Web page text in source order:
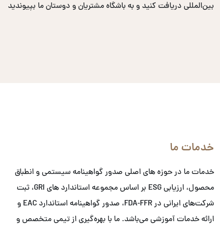
بین‌المللی دریافت کنید و به باشگاه مشتریان و دوستان ما بپیوندید
خدمات ما
خدمات ما در حوزه های اصلی صدور گواهینامه سیستمی و انطباق
محصول، ارزیابی ESG بر اساس مجموعه استاندارد های GRI، ثبت
شرکت‌های ایرانی در FDA-FFR، صدور گواهینامه استاندارد EAC و
ارائه خدمات آموزشی می‌باشد. ما با بهره‌گیری از تیمی متخصص و